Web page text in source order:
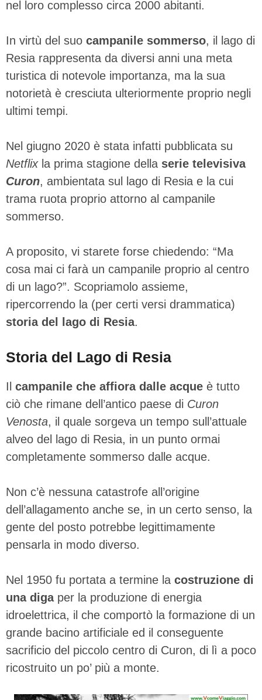
nel loro complesso circa 2000 abitanti.
In virtù del suo campanile sommerso, il lago di
Resia rappresenta da diversi anni una meta
turistica di notevole importanza, ma la sua
notorietà è cresciuta ulteriormente proprio negli
ultimi tempi.
Nel giugno 2020 è stata infatti pubblicata su
Netflixla prima stagione della serie televisiva
Curon, ambientata sul lago di Resia e la cui
trama ruota proprio attorno al campanile
sommerso.
A proposito, vi starete forse chiedendo: “Ma
cosa mai ci farà un campanile proprio al centro
di un lago?”. Scopriamolo assieme,
ripercorrendo la (per certi versi drammatica)
storia del lago di Resia.
Storia del Lago di Resia
Il campanile che affiora dalle acque è tutto
ciò che rimane dell’antico paese di Curon
Venosta, il quale sorgeva un tempo sull’attuale
alveo del lago di Resia, in un punto ormai
completamente sommerso dalle acque.
Non c’è nessuna catastrofe all’origine
dell’allagamento anche se, in un certo senso, la
gente del posto potrebbe legittimamente
pensarla in modo diverso.
Nel 1950 fu portata a termine la costruzione di
una digaper la produzione di energia
idroelettrica, il che comportò la formazione di un
grande bacino artificiale ed il conseguente
sacrificio del piccolo centro di Curon, di lì a poco
ricostruito un po’ più a monte.